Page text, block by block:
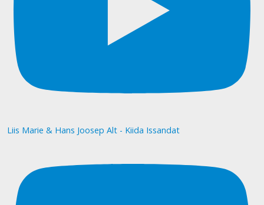
Liis Marie & Hans Joosep Alt - Kiida Issandat